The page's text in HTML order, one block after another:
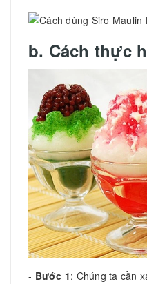
b. Cách thực
- Bước 1: Chúng ta cần